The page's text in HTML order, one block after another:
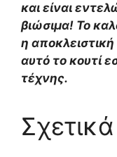
και είναι
βιώσιμα! Το
η
αυτό το κουτί
τέχνης.